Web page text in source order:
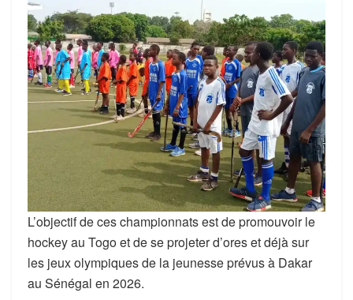
L’objectif de ces championnats est de promouvoir le
hockey au Togo et de se projeter d’ores et déjà sur
les jeux olympiques de la jeunesse prévus à Dakar
au Sénégal en 2026.